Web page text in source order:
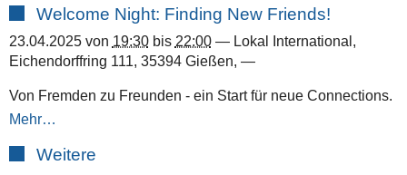
Welcome Night: Finding New Friends!
23.04.2025von 19:30bis 22:00 — Lokal International,
Eichendorffring 111, 35394 Gießen, —
Von Fremden zu Freunden - ein Start für neue Connections.
Mehr…
Weitere